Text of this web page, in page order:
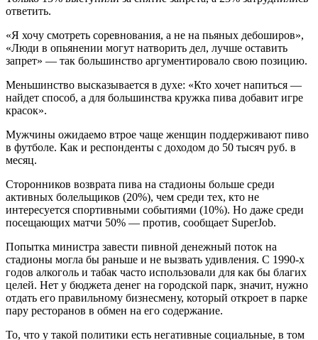
ответить.
«Я хочу смотреть соревнования, а не на пьяных дебоширов»,
«Люди в опьянении могут натворить дел, лучше оставить
запрет» — так большинство аргументировало свою позицию.
Меньшинство высказывается в духе: «Кто хочет напиться —
найдет способ, а для большинства кружка пива добавит игре
красок».
Мужчины ожидаемо втрое чаще женщин поддерживают пиво
в футболе. Как и респонденты с доходом до 50 тысяч руб. в
месяц.
Сторонников возврата пива на стадионы больше среди
активных болельщиков (20%), чем среди тех, кто не
интересуется спортивными событиями (10%). Но даже среди
посещающих матчи 50% — против, сообщает SuperJob.
Попытка министра завести пивной денежный поток на
стадионы могла бы раньше и не вызвать удивления. С 1990-х
годов алкоголь и табак часто использовали для как бы благих
целей. Нет у бюджета денег на городской парк, значит, нужно
отдать его правильному бизнесмену, который откроет в парке
пару ресторанов в обмен на его содержание.
То, что у такой политики есть негативные социальные, в том